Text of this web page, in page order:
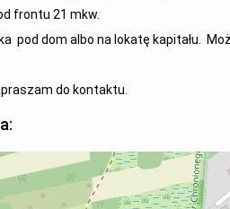
frontu 21 mkw.
pod dom albo na lokatę kapitału.
do kontaktu.